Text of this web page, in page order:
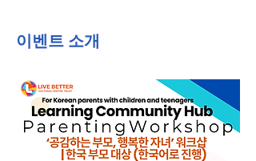
이벤트 소개